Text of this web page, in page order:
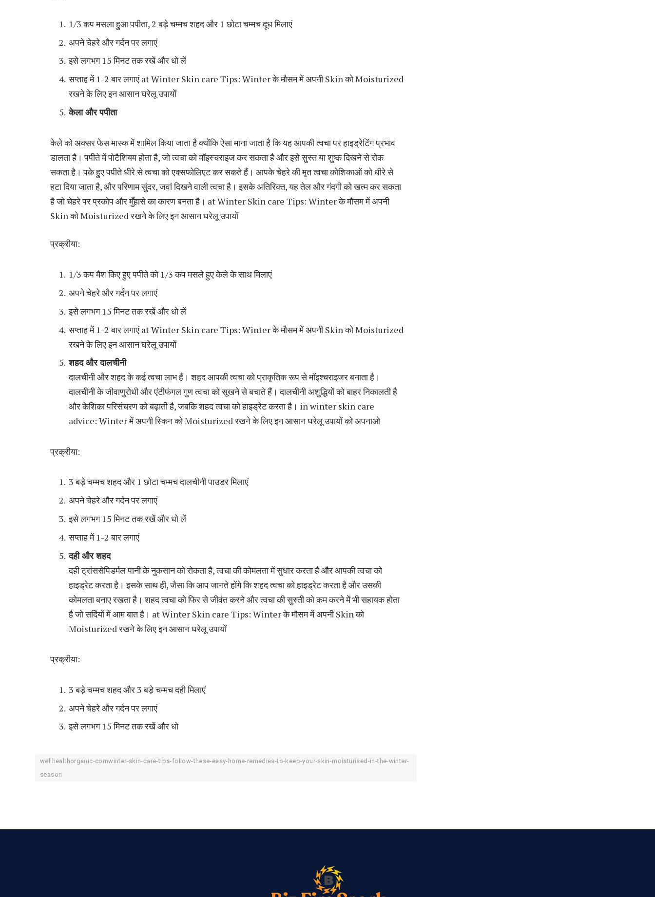
1/3 कप मसला हुआ पपीता, 2 बड़े चम्मच शहद और 1 छोटा चम्मच दूध मिलाएं
अपने चेहरे और गर्दन पर लगाएं
इसे लगभग 15 मिनट तक रखें और धो लें
सप्ताह में 1-2 बार लगाएं at Winter Skin care Tips: Winter के मौसम में अपनी Skin को Moisturized
रखने के लिए इन आसान घरेलू उपायों
केला और पपीता
केले को अक्सर फेस मास्क में शामिल किया जाता है क्योंकि ऐसा माना जाता है कि यह आपकी त्वचा पर हाइड्रेटिंग प्रभाव
डालता है। पपीते में पोटैशियम होता है, जो त्वचा को मॉइस्चराइज कर सकता है और इसे सुस्त या शुष्क दिखने से रोक
सकता है। पके हुए पपीते धीरे से त्वचा को एक्सफोलिएट कर सकते हैं। आपके चेहरे की मृत त्वचा कोशिकाओं को धीरे से
हटा दिया जाता है, और परिणाम सुंदर, जवां दिखने वाली त्वचा है। इसके अतिरिक्त, यह तेल और गंदगी को खत्म कर सकता
है जो चेहरे पर प्रकोप और मुँहासे का कारण बनता है। at Winter Skin care Tips: Winter के मौसम में अपनी
Skin को Moisturized रखने के लिए इन आसान घरेलू उपायों
प्रक्रीया:
1/3 कप मैश किए हुए पपीते को 1/3 कप मसले हुए केले के साथ मिलाएं
अपने चेहरे और गर्दन पर लगाएं
इसे लगभग 15 मिनट तक रखें और धो लें
सप्ताह में 1-2 बार लगाएं at Winter Skin care Tips: Winter के मौसम में अपनी Skin को Moisturized
रखने के लिए इन आसान घरेलू उपायों
शहद और दालचीनी
दालचीनी और शहद के कई त्वचा लाभ हैं। शहद आपकी त्वचा को प्राकृतिक रूप से मॉइश्चराइजर बनाता है।
दालचीनी के जीवाणुरोधी और एंटीफंगल गुण त्वचा को सूखने से बचाते हैं। दालचीनी अशुद्धियों को बाहर निकालती है
और केशिका परिसंचरण को बढ़ाती है, जबकि शहद त्वचा को हाइड्रेट करता है। in winter skin care
advice: Winter में अपनी स्किन को Moisturized रखने के लिए इन आसान घरेलू उपायों को अपनाओ
प्रक्रीया:
3 बड़े चम्मच शहद और 1 छोटा चम्मच दालचीनी पाउडर मिलाएं
अपने चेहरे और गर्दन पर लगाएं
इसे लगभग 15 मिनट तक रखें और धो लें
सप्ताह में 1-2 बार लगाएं
दही और शहद
दही ट्रांससेपिडर्मल पानी के नुकसान को रोकता है, त्वचा की कोमलता में सुधार करता है और आपकी त्वचा को
हाइड्रेट करता है। इसके साथ ही, जैसा कि आप जानते होंगे कि शहद त्वचा को हाइड्रेट करता है और उसकी
कोमलता बनाए रखता है। शहद त्वचा को फिर से जीवंत करने और त्वचा की सुस्ती को कम करने में भी सहायक होता
है जो सर्दियों में आम बात है। at Winter Skin care Tips: Winter के मौसम में अपनी Skin को
Moisturized रखने के लिए इन आसान घरेलू उपायों
प्रक्रीया:
3 बड़े चम्मच शहद और 3 बड़े चम्मच दही मिलाएं
अपने चेहरे और गर्दन पर लगाएं
इसे लगभग 15 मिनट तक रखें और धो
wellhealthorganic-comwinter-skin-care-tips-follow-these-easy-home-remedies-to-keep-your-skin-moisturised-in-the-winter-
season